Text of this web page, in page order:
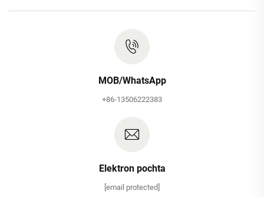
MOB/WhatsApp
+86-13506222383
Elektron pochta
[email protected]